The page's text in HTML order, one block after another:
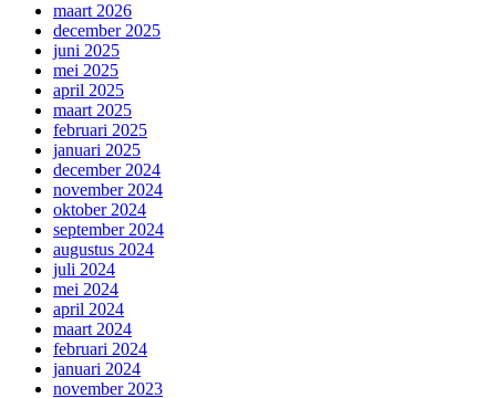
maart 2026
december 2025
juni 2025
mei 2025
april 2025
maart 2025
februari 2025
januari 2025
december 2024
november 2024
oktober 2024
september 2024
augustus 2024
juli 2024
mei 2024
april 2024
maart 2024
februari 2024
januari 2024
november 2023